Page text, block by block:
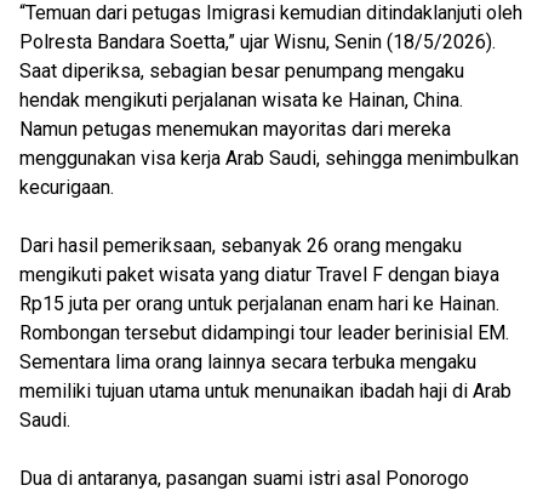
“Temuan dari petugas Imigrasi kemudian ditindaklanjuti oleh
Polresta Bandara Soetta,” ujar Wisnu, Senin (18/5/2026).
Saat diperiksa, sebagian besar penumpang mengaku
hendak mengikuti perjalanan wisata ke Hainan, China.
Namun petugas menemukan mayoritas dari mereka
menggunakan visa kerja Arab Saudi, sehingga menimbulkan
kecurigaan.
Dari hasil pemeriksaan, sebanyak 26 orang mengaku
mengikuti paket wisata yang diatur Travel F dengan biaya
Rp15 juta per orang untuk perjalanan enam hari ke Hainan.
Rombongan tersebut didampingi tour leader berinisial EM.
Sementara lima orang lainnya secara terbuka mengaku
memiliki tujuan utama untuk menunaikan ibadah haji di Arab
Saudi.
Dua di antaranya, pasangan suami istri asal Ponorogo